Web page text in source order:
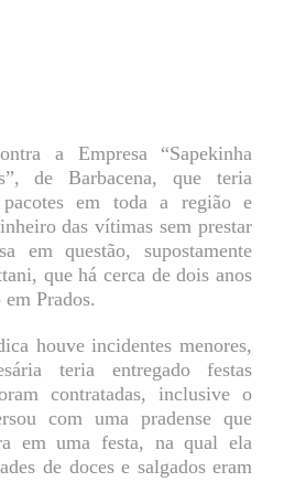
a Empresa “Sapekinha
de Barbacena, que teria
pacotes em toda a região e
das vítimas sem prestar
em questão, supostamente
que há cerca de dois anos
Prados.
houve incidentes menores,
teria entregado festas
contratadas, inclusive o
com uma pradense que
em uma festa, na qual ela
de doces e salgados eram